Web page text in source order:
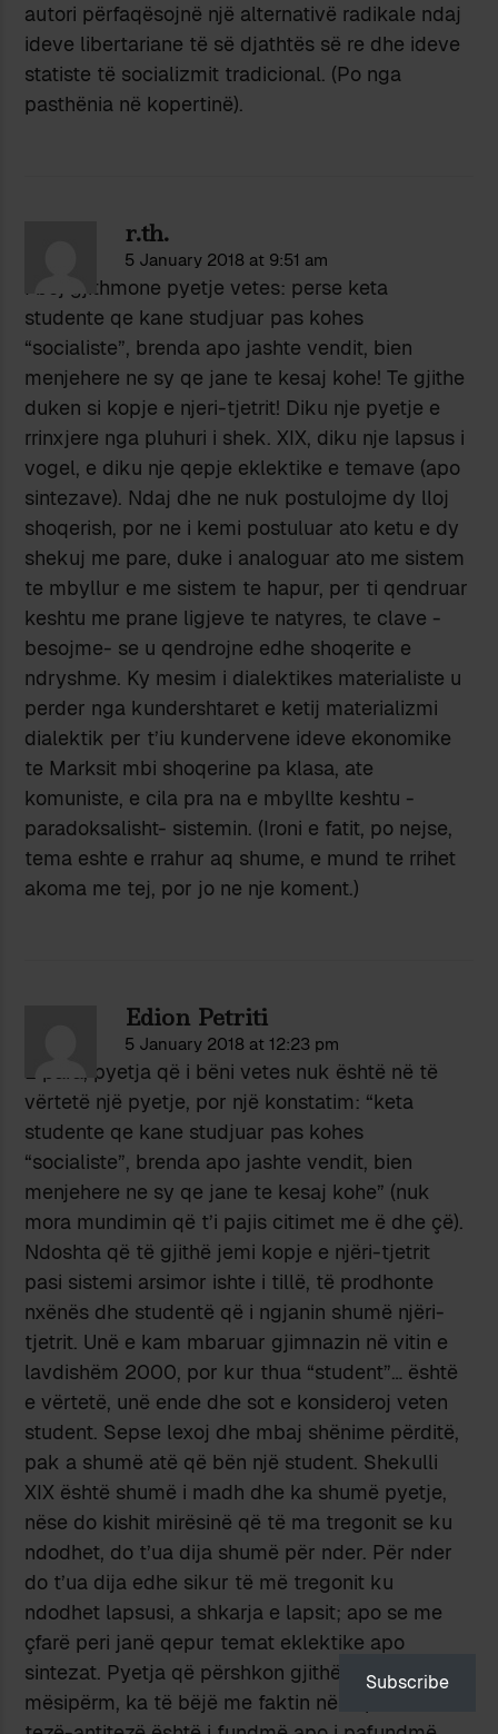
autori përfaqësojnë një alternativë radikale ndaj
ideve libertariane të së djathtës së re dhe ideve
statiste të socializmit tradicional. (Po nga
pasthënia në kopertinë).
r.th.
5 January 2018 at 9:51 am
I bej gjithmone pyetje vetes: perse keta
studente qe kane studjuar pas kohes
“socialiste”, brenda apo jashte vendit, bien
menjehere ne sy qe jane te kesaj kohe! Te gjithe
duken si kopje e njeri-tjetrit! Diku nje pyetje e
rrinxjere nga pluhuri i shek. XIX, diku nje lapsus i
vogel, e diku nje qepje eklektike e temave (apo
sintezave). Ndaj dhe ne nuk postulojme dy lloj
shoqerish, por ne i kemi postuluar ato ketu e dy
shekuj me pare, duke i analoguar ato me sistem
te mbyllur e me sistem te hapur, per ti qendruar
keshtu me prane ligjeve te natyres, te clave -
besojme- se u qendrojne edhe shoqerite e
ndryshme. Ky mesim i dialektikes materialiste u
perder nga kundershtaret e ketij materializmi
dialektik per t’iu kundervene ideve ekonomike
te Marksit mbi shoqerine pa klasa, ate
komuniste, e cila pra na e mbyllte keshtu -
paradoksalisht- sistemin. (Ironi e fatit, po nejse,
tema eshte e rrahur aq shume, e mund te rrihet
akoma me tej, por jo ne nje koment.)
Edion Petriti
5 January 2018 at 12:23 pm
E para, pyetja që i bëni vetes nuk është në të
vërtetë një pyetje, por një konstatim: “keta
studente qe kane studjuar pas kohes
“socialiste”, brenda apo jashte vendit, bien
menjehere ne sy qe jane te kesaj kohe” (nuk
mora mundimin që t’i pajis citimet me ë dhe çë).
Ndoshta që të gjithë jemi kopje e njëri-tjetrit
pasi sistemi arsimor ishte i tillë, të prodhonte
nxënës dhe studentë që i ngjanin shumë njëri-
tjetrit. Unë e kam mbaruar gjimnazin në vitin e
lavdishëm 2000, por kur thua “student”… është
e vërtetë, unë ende dhe sot e konsideroj veten
student. Sepse lexoj dhe mbaj shënime përditë,
pak a shumë atë që bën një student. Shekulli
XIX është shumë i madh dhe ka shumë pyetje,
nëse do kishit mirësinë që të ma tregonit se ku
ndodhet, do t’ua dija shumë për nder. Për nder
do t’ua dija edhe sikur të më tregonit ku
ndodhet lapsusi, a shkarja e lapsit; apo se me
çfarë peri janë qepur temat eklektike apo
sintezat. Pyetja që përshkon gjithë shkrimin e
mësipërm, ka të bëjë me faktin nëse procesi
Subscribe